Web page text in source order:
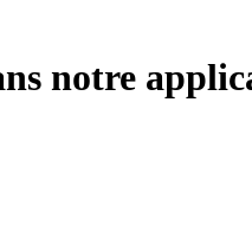
notre